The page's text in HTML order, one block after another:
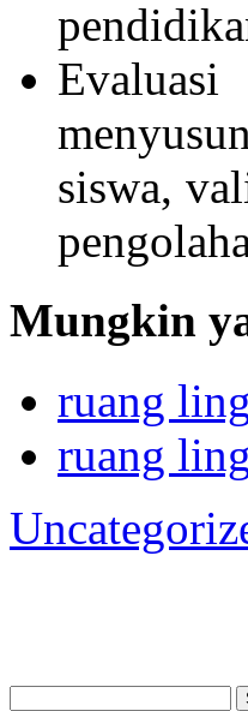
siswa,
Mungkin
ruang
ruang